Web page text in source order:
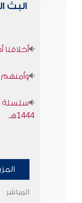
البث
سلسلة
1444هـ
المباشر